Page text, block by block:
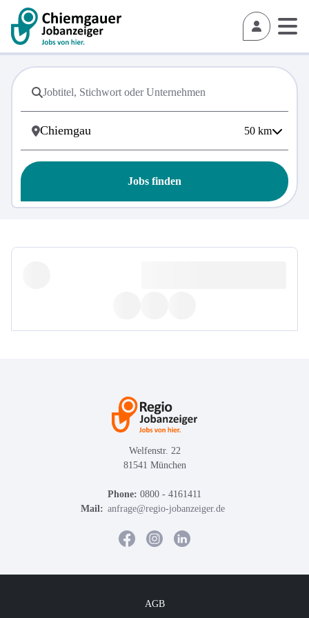
50 km
Jobs finden
Welfenstr. 22
81541 München
Phone: 0800 - 4161411
Mail: anfrage@regio-jobanzeiger.de
AGB